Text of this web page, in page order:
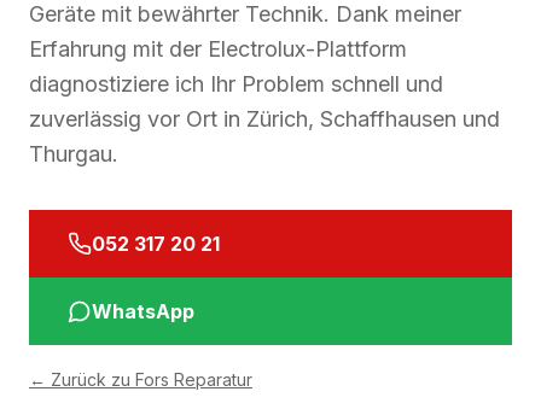
Geräte mit bewährter Technik. Dank meiner
Erfahrung mit der Electrolux-Plattform
diagnostiziere ich Ihr Problem schnell und
zuverlässig vor Ort in Zürich, Schaffhausen und
Thurgau.
052 317 20 21
WhatsApp
← Zurück zu Fors Reparatur